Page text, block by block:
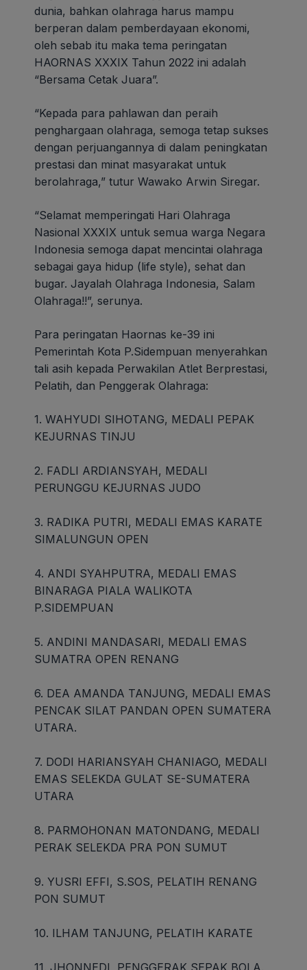
dunia, bahkan olahraga harus mampu
berperan dalam pemberdayaan ekonomi,
oleh sebab itu maka tema peringatan
HAORNAS XXXIX Tahun 2022 ini adalah
“Bersama Cetak Juara”.
“Kepada para pahlawan dan peraih
penghargaan olahraga, semoga tetap sukses
dengan perjuangannya di dalam peningkatan
prestasi dan minat masyarakat untuk
berolahraga,” tutur Wawako Arwin Siregar.
“Selamat memperingati Hari Olahraga
Nasional XXXIX untuk semua warga Negara
Indonesia semoga dapat mencintai olahraga
sebagai gaya hidup (life style), sehat dan
bugar. Jayalah Olahraga Indonesia, Salam
Olahraga!!”, serunya.
Para peringatan Haornas ke-39 ini
Pemerintah Kota P.Sidempuan menyerahkan
tali asih kepada Perwakilan Atlet Berprestasi,
Pelatih, dan Penggerak Olahraga:
1. WAHYUDI SIHOTANG, MEDALI PEPAK
KEJURNAS TINJU
2. FADLI ARDIANSYAH, MEDALI
PERUNGGU KEJURNAS JUDO
3. RADIKA PUTRI, MEDALI EMAS KARATE
SIMALUNGUN OPEN
4. ANDI SYAHPUTRA, MEDALI EMAS
BINARAGA PIALA WALIKOTA
P.SIDEMPUAN
5. ANDINI MANDASARI, MEDALI EMAS
SUMATRA OPEN RENANG
6. DEA AMANDA TANJUNG, MEDALI EMAS
PENCAK SILAT PANDAN OPEN SUMATERA
UTARA.
7. DODI HARIANSYAH CHANIAGO, MEDALI
EMAS SELEKDA GULAT SE-SUMATERA
UTARA
8. PARMOHONAN MATONDANG, MEDALI
PERAK SELEKDA PRA PON SUMUT
9. YUSRI EFFI, S.SOS, PELATIH RENANG
PON SUMUT
10. ILHAM TANJUNG, PELATIH KARATE
11. JHONNEDI, PENGGERAK SEPAK BOLA.